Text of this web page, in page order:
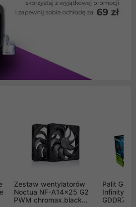
Zestaw wentylatorów
Noctua NF-A14x25 G2
PWM chromax.black
Palit
Infinity 3
GDDR7